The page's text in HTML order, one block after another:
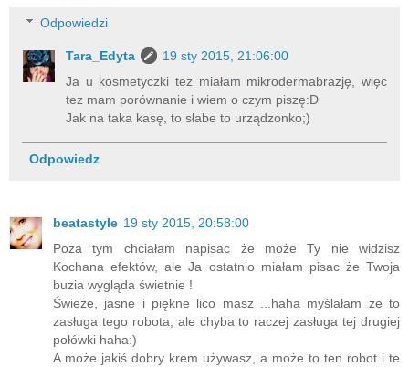
Odpowiedzi
Tara_Edyta
19 sty 2015, 21:06:00
Ja u kosmetyczki tez miałam mikrodermabrazję, więc
tez mam porównanie i wiem o czym piszę:D
Jak na taka kasę, to słabe to urządzonko;)
Odpowiedz
beatastyle 19 sty 2015, 20:58:00
Poza tym chciałam napisac że może Ty nie widzisz
Kochana efektów, ale Ja ostatnio miałam pisac że Twoja
buzia wygląda świetnie !
Świeże, jasne i piękne lico masz ...haha myślałam że to
zasługa tego robota, ale chyba to raczej zasługa tej drugiej
połówki haha:)
A może jakiś dobry krem używasz, a może to ten robot i te